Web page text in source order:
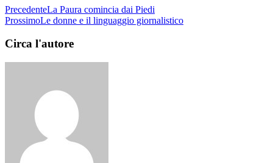
PrecedenteLa Paura comincia dai Piedi
ProssimoLe donne e il linguaggio giornalistico
Circa l'autore